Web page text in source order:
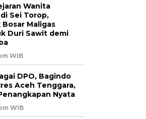
Wanita
Sei Torop,
Maligas
Duri Sawit demi
WIB
DPO, Bagindo
Aceh Tenggara,
Nyata
WIB